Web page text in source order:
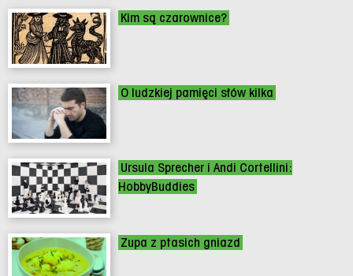
Kim są czarownice?
O ludzkiej pamięci słów kilka
Ursula Sprecher i Andi Cortellini:
HobbyBuddies
Zupa z ptasich gniazd